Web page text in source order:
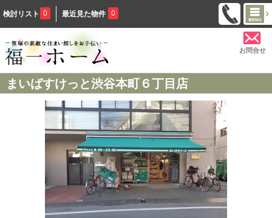
検討リスト 0 最近見た物件 0
お問合せ
まいばすけっと渋谷本町６丁目店